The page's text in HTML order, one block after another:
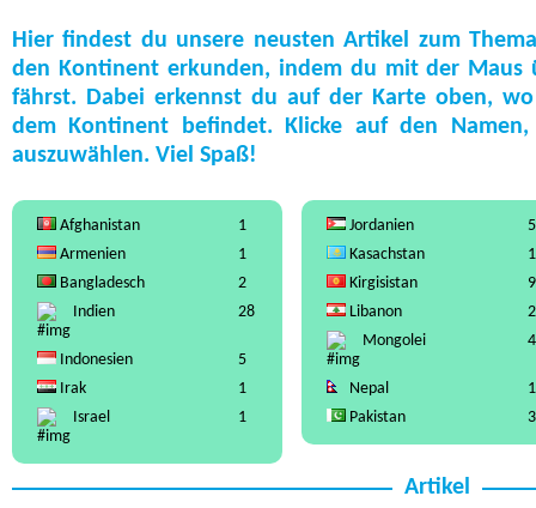
Hier findest du unsere neusten Artikel zum
den Kontinent erkunden, indem du mit der Maus
fährst. Dabei erkennst du auf der Karte oben,
dem Kontinent befindet. Klicke auf den
auszuwählen. Viel Spaß!
Afghanistan
1
Armenien
1
Bangladesch
2
Indien
28
Indonesien
5
Irak
1
Israel
1
Jordanien
5
Kasachstan
1
Kirgisistan
9
Libanon
2
Mongolei
4
Nepal
1
Pakistan
3
Artikel